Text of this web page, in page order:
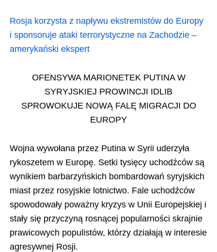
Rosja korzysta z napływu ekstremistów do Europy
i sponsoruje ataki terrorystyczne na Zachodzie –
amerykański ekspert
OFENSYWA MARIONETEK PUTINA W
SYRYJSKIEJ PROWINCJI IDLIB
SPROWOKUJE NOWĄ FALĘ MIGRACJI DO
EUROPY
Wojna wywołana przez Putina w Syrii uderzyła
rykoszetem w Europę. Setki tysięcy uchodźców są
wynikiem barbarzyńskich bombardowań syryjskich
miast przez rosyjskie lotnictwo. Fale uchodźców
spowodowały poważny kryzys w Unii Europejskiej i
stały się przyczyną rosnącej popularności skrajnie
prawicowych populistów, którzy działają w interesie
agresywnej Rosji.